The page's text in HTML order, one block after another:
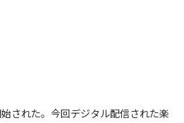
始された。今回デジタル配信された楽